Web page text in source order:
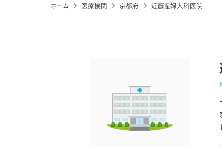
ホーム 医療機関 京都府 近藤産婦人科医院